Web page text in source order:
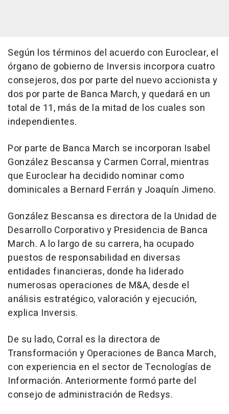
Según los términos del acuerdo con Euroclear, el
órgano de gobierno de Inversis incorpora cuatro
consejeros, dos por parte del nuevo accionista y
dos por parte de Banca March, y quedará en un
total de 11, más de la mitad de los cuales son
independientes.
Por parte de Banca March se incorporan Isabel
González Bescansa y Carmen Corral, mientras
que Euroclear ha decidido nominar como
dominicales a Bernard Ferrán y Joaquín Jimeno.
González Bescansa es directora de la Unidad de
Desarrollo Corporativo y Presidencia de Banca
March. A lo largo de su carrera, ha ocupado
puestos de responsabilidad en diversas
entidades financieras, donde ha liderado
numerosas operaciones de M&A, desde el
análisis estratégico, valoración y ejecución,
explica Inversis.
De su lado, Corral es la directora de
Transformación y Operaciones de Banca March,
con experiencia en el sector de Tecnologías de
Información. Anteriormente formó parte del
consejo de administración de Redsys.